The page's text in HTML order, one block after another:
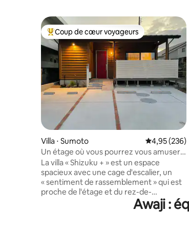
Coups de cœur voyageurs les plus
Coup de cœur voyageurs
Villa ⋅ Sumoto Évaluation
4,95 (236)
Un étage où vous pourrez vous amuser
avec vos amis et votre famille ! Jusqu'à 6
personnes / Villa de style maison
individuelle / Réduction pour les séjours
consécutifs / Mer, supérette et
barbecue à distance de marche
La villa « Shizuku + » est un espace
spacieux avec une cage d'escalier, un
« sentiment de rassemblement » qui est
proche de l'étage et du rez-de-
chaussée, et vous pouvez passer un
moment de détente avec vos amis et
Awaji :